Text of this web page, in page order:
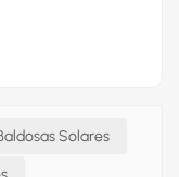
Solares